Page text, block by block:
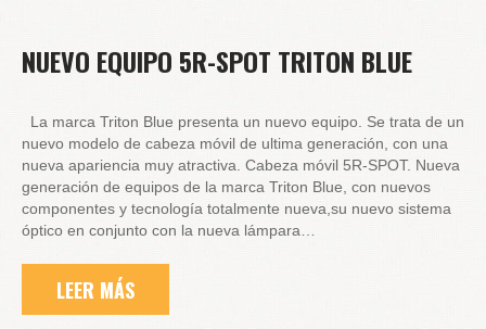
NUEVO EQUIPO 5R-SPOT TRITON BLUE
La marca Triton Blue presenta un nuevo equipo. Se trata de un
nuevo modelo de cabeza móvil de ultima generación, con una
nueva apariencia muy atractiva. Cabeza móvil 5R-SPOT. Nueva
generación de equipos de la marca Triton Blue, con nuevos
componentes y tecnología totalmente nueva,su nuevo sistema
óptico en conjunto con la nueva lámpara…
LEER MÁS